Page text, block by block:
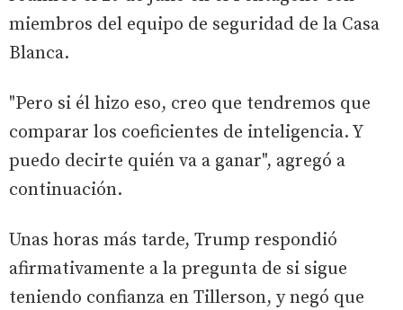
miembros del equipo de seguridad de la Casa
Blanca.
"Pero si él hizo eso, creo que tendremos que
comparar los coeficientes de inteligencia. Y
puedo decirte quién va a ganar", agregó a
continuación.
Unas horas más tarde, Trump respondió
afirmativamente a la pregunta de si sigue
teniendo confianza en Tillerson, y negó que